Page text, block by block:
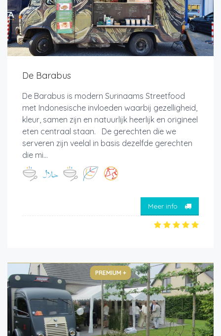
De Barabus
De Barabus is modern Surinaams Streetfood
met Indonesische invloeden waarbij gezelligheid,
kleur, samen zijn en natuurlijk heerlijk en origineel
eten centraal staan. De gerechten die we
serveren zijn veelal in basis dezelfde gerechten
die mi...
Meer info
PREMIUM +